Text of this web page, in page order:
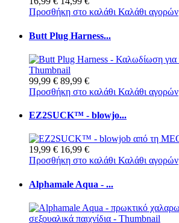
Προσθήκη στο καλάθι Καλάθι αγορών
Butt Plug Harness...
99,99 € 89,99 €
Προσθήκη στο καλάθι Καλάθι αγορών
EZ2SUCK™ - blowjo...
19,99 € 16,99 €
Προσθήκη στο καλάθι Καλάθι αγορών
Alphamale Aqua - ...